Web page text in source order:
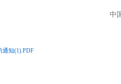
中
通知(1).PDF